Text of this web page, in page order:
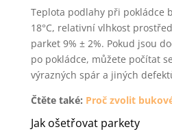
Teplota podlahy při pokládce
18°C, relativní vlhkost
parket 9% ± 2%. Pokud jsou
po pokládce, můžete počítat
výrazných spár a jiných
Čtěte také: Proč zvolit
Jak ošetřovat parkety